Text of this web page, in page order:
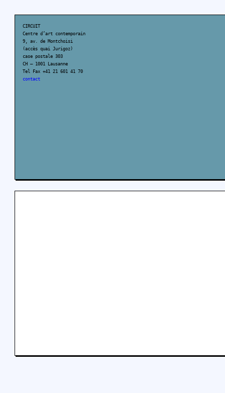
CIRCUIT
Centre d’art contemporain
9, av. de Montchoisi
(accès quai Jurigoz)
case postale 303
CH – 1001 Lausanne
Tel Fax +41 21 601 41 70
contact